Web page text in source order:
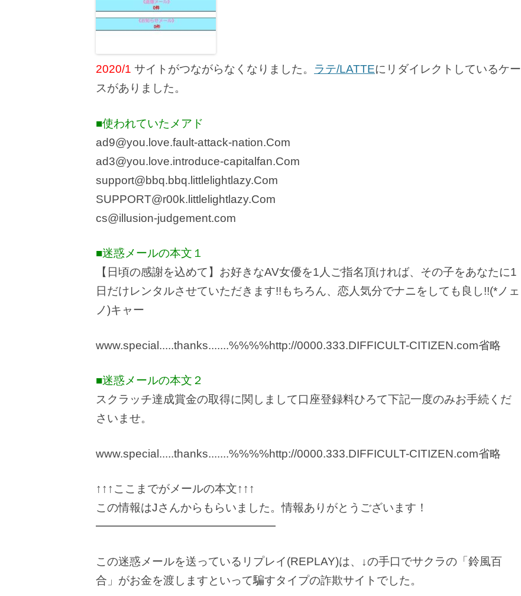
2020/1 サイトがつながらなくなりました。 ラテ/LATTEにリダイレクトしているケー
スがありました。
■使われていたメアド
ad9@you.love.fault-attack-nation.Com
ad3@you.love.introduce-capitalfan.Com
support@bbq.bbq.littlelightlazy.Com
SUPPORT@r00k.littlelightlazy.Com
cs@illusion-judgement.com
■迷惑メールの本文１
【日頃の感謝を込めて】お好きなAV女優を1人ご指名頂ければ、その子をあなたに1
日だけレンタルさせていただきます!!もちろん、恋人気分でナニをしても良し!!(*ノェ
ノ)キャー
www.special.....thanks.......%%%%http://0000.333.DIFFICULT-CITIZEN.com省略
■迷惑メールの本文２
スクラッチ達成賞金の取得に関しまして口座登録料ひろて下記一度のみお手続くだ
さいませ。
www.special.....thanks.......%%%%http://0000.333.DIFFICULT-CITIZEN.com省略
↑↑↑ここまでがメールの本文↑↑↑
この情報はJさんからもらいました。情報ありがとうございます！
━━━━━━━━━━━━━━━━
この迷惑メールを送っているリプレイ(REPLAY)は、↓の手口でサクラの「鈴風百
合」がお金を渡しますといって騙すタイプの詐欺サイトでした。